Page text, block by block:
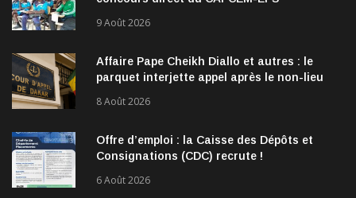
9 Août 2026
Affaire Pape Cheikh Diallo et autres : le
parquet interjette appel après le non-lieu
8 Août 2026
Offre d’emploi : la Caisse des Dépôts et
Consignations (CDC) recrute !
6 Août 2026